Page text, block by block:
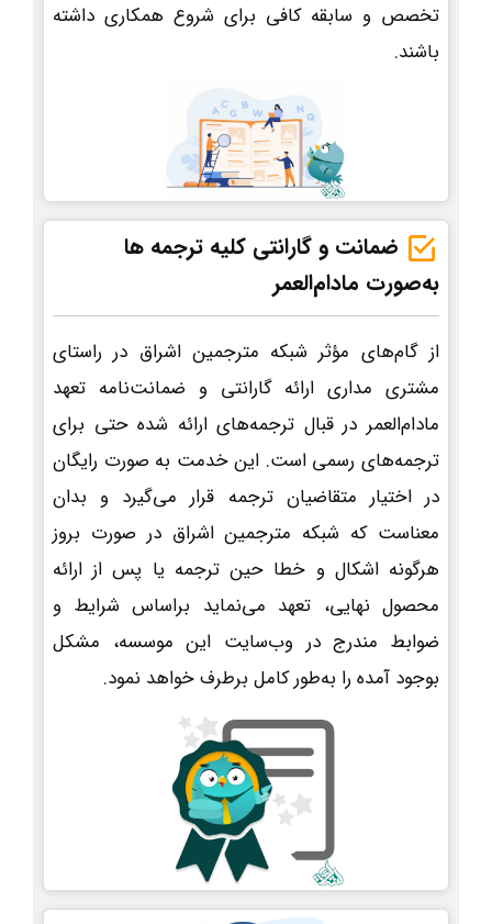
تخصص و سابقه کافی برای شروع همکاری داشته
باشند.
ضمانت و گارانتی کلیه ترجمه ها
به‌صورت مادام‌العمر
از گام‌های مؤثر شبکه مترجمین اشراق در راستای
مشتری مداری ارائه گارانتی و ضمانت‌نامه تعهد
مادام‌العمر در قبال ترجمه‌های ارائه شده حتی برای
ترجمه‌های رسمی است. این خدمت به صورت رایگان
در اختیار متقاضیان ترجمه قرار می‌گیرد و بدان
معناست که شبکه مترجمین اشراق در صورت بروز
هرگونه اشکال و خطا حین ترجمه یا پس از ارائه
محصول نهایی، تعهد می‌نماید براساس شرایط و
ضوابط مندرج در وب‌سایت این موسسه، مشکل
بوجود آمده را به‌طور کامل برطرف خواهد نمود.